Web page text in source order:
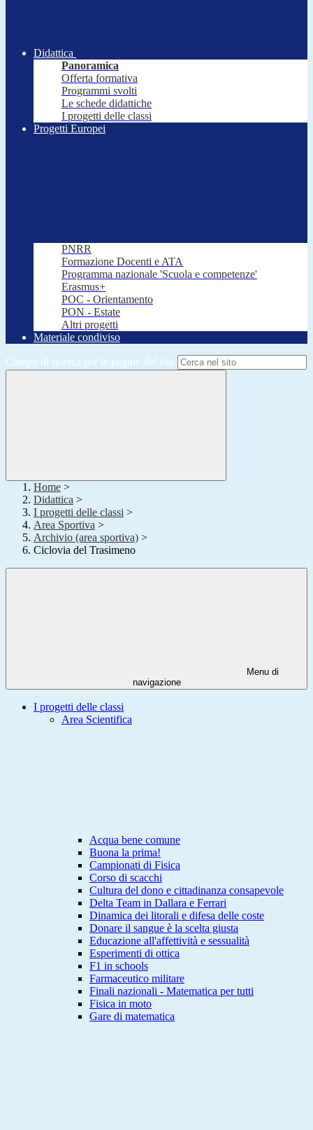
Didattica
Panoramica
Offerta formativa
Programmi svolti
Le schede didattiche
I progetti delle classi
Progetti Europei
PNRR
Formazione Docenti e ATA
Programma nazionale 'Scuola e competenze'
Erasmus+
POC - Orientamento
PON - Estate
Altri progetti
Materiale condiviso
Campo di ricerca per le pagine del sito
Home >
Didattica >
I progetti delle classi >
Area Sportiva >
Archivio (area sportiva) >
Ciclovia del Trasimeno
Menu di
navigazione
I progetti delle classi
Area Scientifica
Acqua bene comune
Buona la prima!
Campionati di Fisica
Corso di scacchi
Cultura del dono e cittadinanza consapevole
Delta Team in Dallara e Ferrari
Dinamica dei litorali e difesa delle coste
Donare il sangue è la scelta giusta
Educazione all'affettività e sessualità
Esperimenti di ottica
F1 in schools
Farmaceutico militare
Finali nazionali - Matematica per tutti
Fisica in moto
Gare di matematica